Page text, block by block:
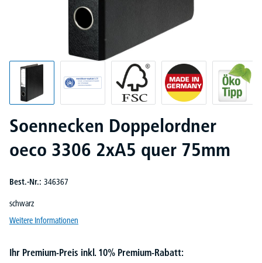
Soennecken Doppelordner
oeco 3306 2xA5 quer 75mm
Best.-Nr.: 346367
schwarz
Weitere Informationen
Ihr Premium-Preis inkl. 10% Premium-Rabatt: